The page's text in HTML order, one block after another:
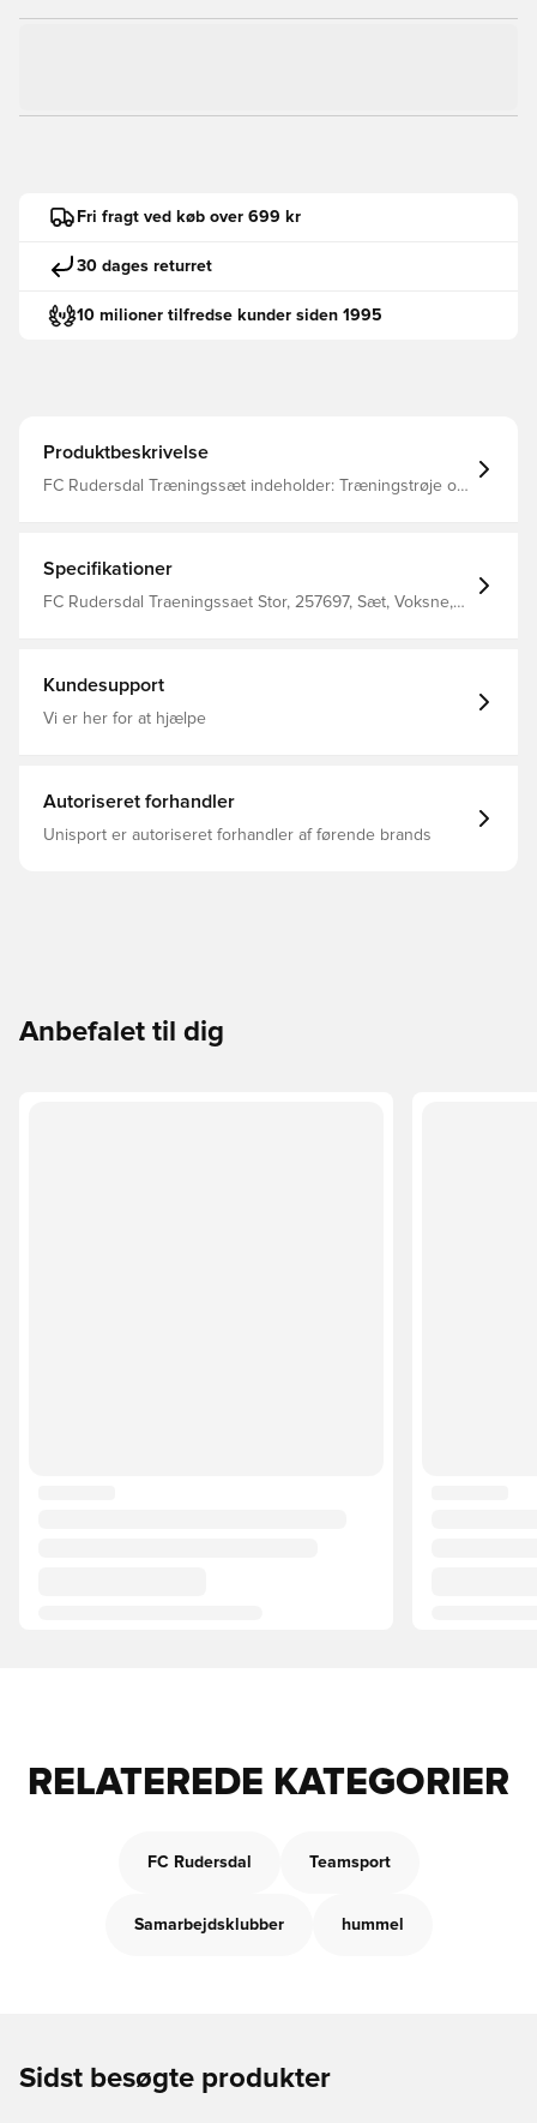
Fri fragt ved køb over 699 kr
30 dages returret
10 milioner tilfredse kunder siden 1995
Produktbeskrivelse
FC Rudersdal Træningssæt indeholder: Træningstrøje og
Specifikationer
FC Rudersdal Traeningssaet Stor, 257697, Sæt, Voksne,
Kundesupport
Vi er her for at hjælpe
Autoriseret forhandler
Unisport er autoriseret forhandler af førende brands
Anbefalet til dig
RELATEREDE KATEGORIER
FC Rudersdal Teamsport
Samarbejdsklubber hummel
Sidst besøgte produkter